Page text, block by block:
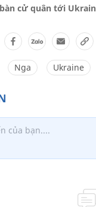
cử quân tới
Nga Ukraine